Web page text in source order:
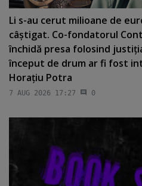
Li s-au cerut milioane de
câştigat. Co-fondatorul
închidă presa folosind
început de drum ar fi fost
Horaţiu Potra
7 AUG 2026 17:27 0